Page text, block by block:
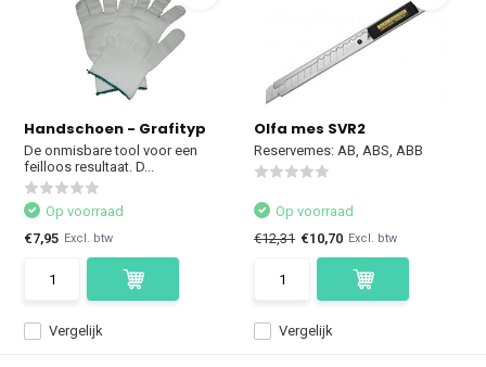
Handschoen - Grafityp
De onmisbare tool voor een
feilloos resultaat. D...
Vergelijk
Op voorraad
€7,95 Excl. btw
Olfa mes SVR2
Reservemes: AB, ABS, ABB
Vergelijk
Op voorraad
€12,31 €10,70 Excl. btw